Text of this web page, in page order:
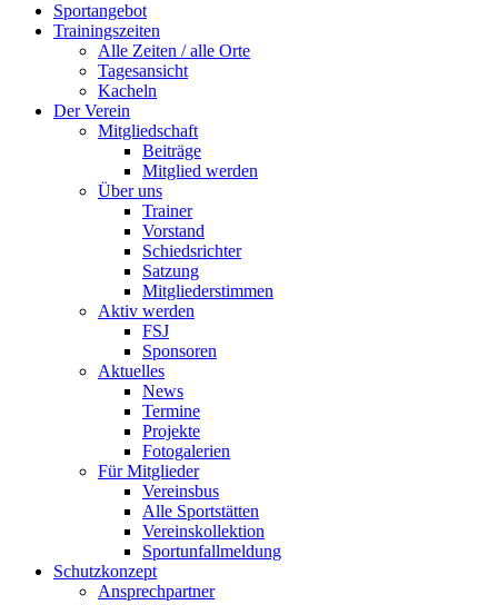
Sportangebot
Trainingszeiten
Alle Zeiten / alle Orte
Tagesansicht
Kacheln
Der Verein
Mitgliedschaft
Beiträge
Mitglied werden
Über uns
Trainer
Vorstand
Schiedsrichter
Satzung
Mitgliederstimmen
Aktiv werden
FSJ
Sponsoren
Aktuelles
News
Termine
Projekte
Fotogalerien
Für Mitglieder
Vereinsbus
Alle Sportstätten
Vereinskollektion
Sportunfallmeldung
Schutzkonzept
Ansprechpartner